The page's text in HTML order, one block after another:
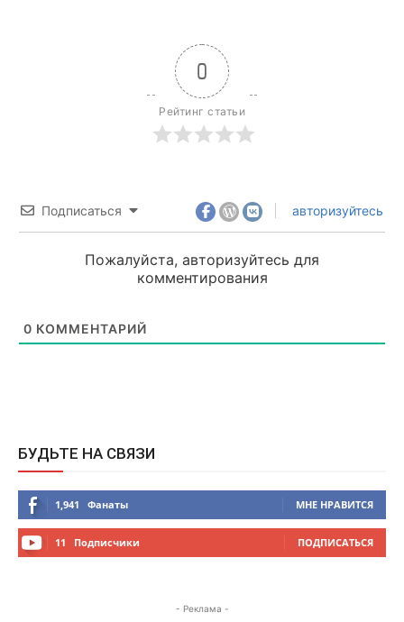
0
Рейтинг статьи
Подписаться авторизуйтесь
Пожалуйста, авторизуйтесь для
комментирования
0 КОММЕНТАРИЙ
БУДЬТЕ НА СВЯЗИ
1,941 Фанаты МНЕ НРАВИТСЯ
11 Подписчики ПОДПИСАТЬСЯ
- Реклама -